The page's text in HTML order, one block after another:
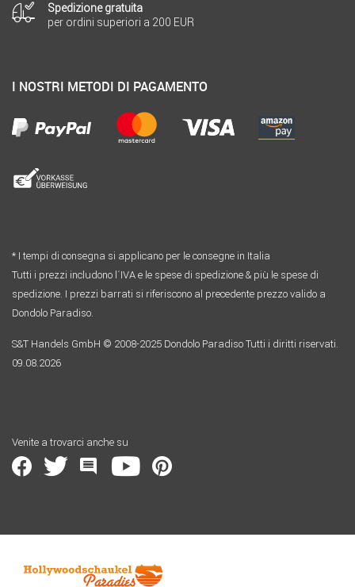
Spedizione gratuita
per ordini superiori a 200 EUR
I NOSTRI METODI DI PAGAMENTO
* I tempi di consegna si applicano per le consegne in Italia
Tutti i prezzi includono l´IVA e le spese di spedizione & più le spese di
spedizione. I prezzi barrati si riferiscono al precedente prezzo valido a
Dondolo Paradiso.
S&T Handels GmbH © 2008-2025 Dondolo Paradiso Tutti i diritti riservati.
09.08.2026
Venite a trovarci anche su